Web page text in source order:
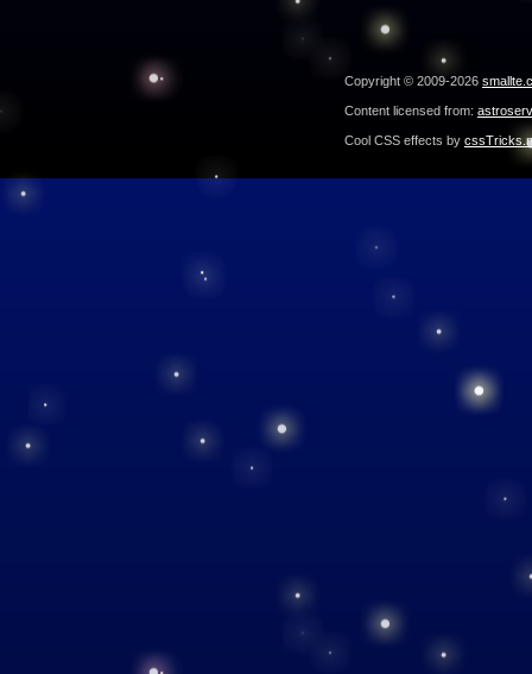
Copyright © 2009-2026
Content licensed from:
Cool CSS effects by